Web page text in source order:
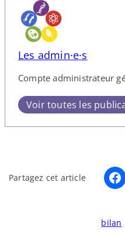
Les admin·e·s
Compte administrateur
Voir toutes les
Partagez cet article
bilan